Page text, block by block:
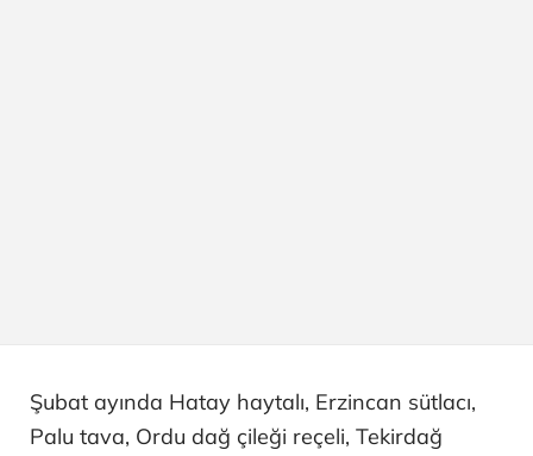
Şubat ayında Hatay haytalı, Erzincan sütlacı,
Palu tava, Ordu dağ çileği reçeli, Tekirdağ